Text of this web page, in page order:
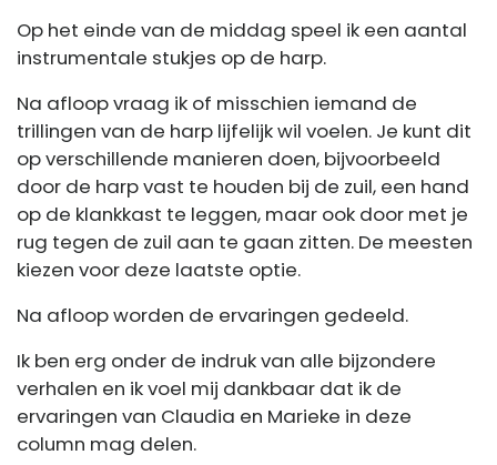
Op het einde van de middag speel ik een aantal
instrumentale stukjes op de harp.
Na afloop vraag ik of misschien iemand de
trillingen van de harp lijfelijk wil voelen. Je kunt dit
op verschillende manieren doen, bijvoorbeeld
door de harp vast te houden bij de zuil, een hand
op de klankkast te leggen, maar ook door met je
rug tegen de zuil aan te gaan zitten. De meesten
kiezen voor deze laatste optie.
Na afloop worden de ervaringen gedeeld.
Ik ben erg onder de indruk van alle bijzondere
verhalen en ik voel mij dankbaar dat ik de
ervaringen van Claudia en Marieke in deze
column mag delen.